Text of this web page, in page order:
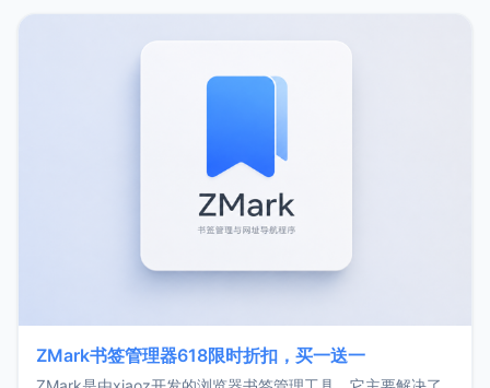
ZMark书签管理器618限时折扣，买一送一